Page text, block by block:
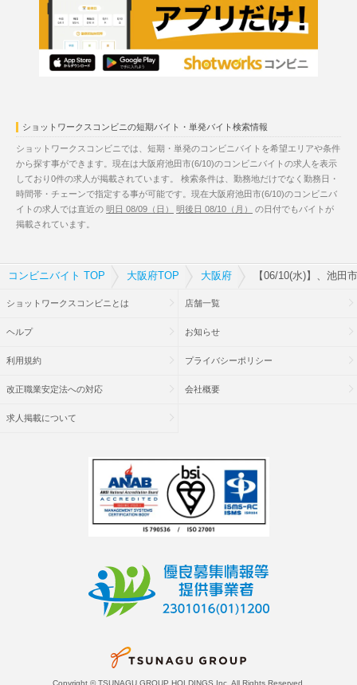
ショットワークスコンビニの短期バイト・単発バイト検索情報
ショットワークスコンビニでは、短期・単発のコンビニバイトを希望エリアや条件
から探す事ができます。現在は大阪府池田市(6/10)のコンビニバイトの求人を表示
しており0件の求人が掲載されています。 検索条件は、勤務地だけでなく勤務日・
時間帯・チェーンで指定する事が可能です。現在大阪府池田市(6/10)のコンビニバ
イトの求人では直近の 明日 08/09（日） 明後日 08/10（月）
の日付でもバイトが
掲載されています。
コンビニバイト TOP 大阪府TOP 大阪府 【06/10(水)】、池田
ショットワークスコンビニとは 店舗一覧
ヘルプ お知らせ
利用規約 プライバシーポリシー
改正職業安定法への対応 会社概要
求人掲載について
Copyright © TSUNAGU GROUP HOLDINGS Inc. All Rights Reserved.